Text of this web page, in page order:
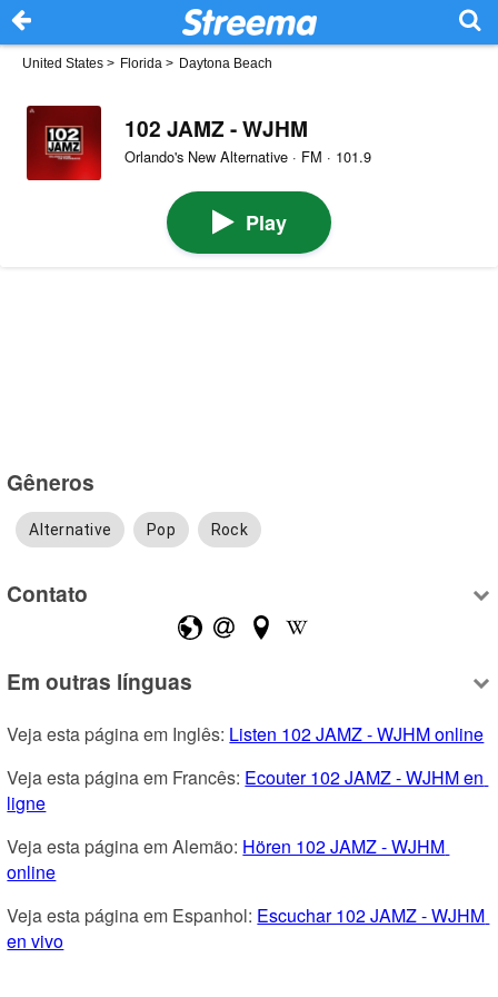
United States > Florida > Daytona Beach
102 JAMZ - WJHM
Orlando's New Alternative · FM · 101.9
Play
Gêneros
Alternative Pop Rock
Contato
Em outras línguas
Veja esta página em Inglês: Listen 102 JAMZ - WJHM online
Veja esta página em Francês: Ecouter 102 JAMZ - WJHM en
ligne
Veja esta página em Alemão: Hören 102 JAMZ - WJHM
online
Veja esta página em Espanhol: Escuchar 102 JAMZ - WJHM
en vivo